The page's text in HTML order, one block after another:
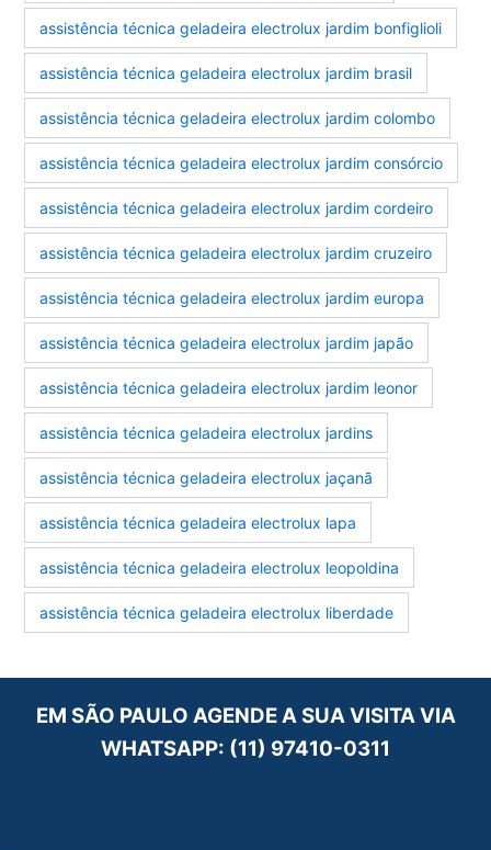
assistência técnica geladeira electrolux jardim bonfiglioli
assistência técnica geladeira electrolux jardim brasil
assistência técnica geladeira electrolux jardim colombo
assistência técnica geladeira electrolux jardim consórcio
assistência técnica geladeira electrolux jardim cordeiro
assistência técnica geladeira electrolux jardim cruzeiro
assistência técnica geladeira electrolux jardim europa
assistência técnica geladeira electrolux jardim japão
assistência técnica geladeira electrolux jardim leonor
assistência técnica geladeira electrolux jardins
assistência técnica geladeira electrolux jaçanã
assistência técnica geladeira electrolux lapa
assistência técnica geladeira electrolux leopoldina
assistência técnica geladeira electrolux liberdade
EM SÃO PAULO AGENDE A SUA VISITA VIA
WHATSAPP: (11) 97410-0311